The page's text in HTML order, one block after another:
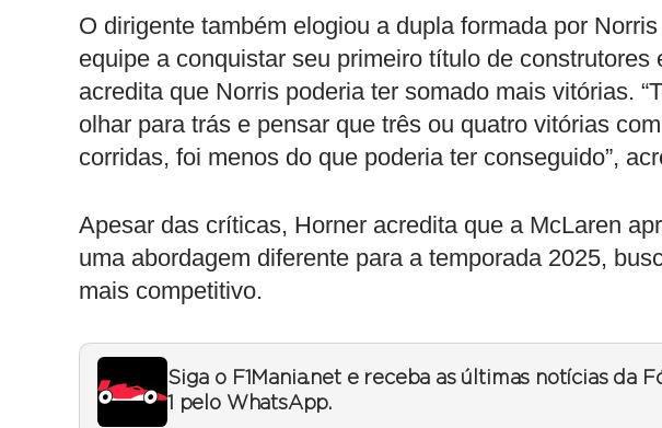
O dirigente também elogiou a dupla formada por
equipe a conquistar seu primeiro título de
acredita que Norris poderia ter somado mais vitórias.
olhar para trás e pensar que três ou quatro vitórias
corridas, foi menos do que poderia ter conseguido”,
Apesar das críticas, Horner acredita que a McLaren
uma abordagem diferente para a temporada 2025,
mais competitivo.
Siga o F1Mania.net e receba as últimas notícias da
1 pelo WhatsApp.